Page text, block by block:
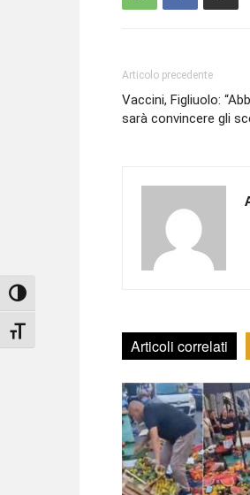
Attiva/disattiva alto contrasto
Attiva/disattiva dimensione testo
Articolo precedente
Vaccini, Figliuolo:
sarà convincere gli
Articoli correlati